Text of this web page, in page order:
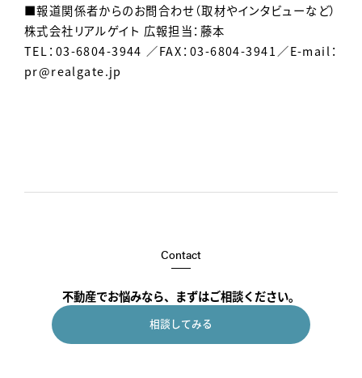
■報道関係者からのお問合わせ（取材やインタビューなど）
株式会社リアルゲイト 広報担当：藤本
TEL：03-6804-3944 ／FAX：03-6804-3941／E-mail：
pr@realgate.jp
Contact
不動産でお悩みなら、まずはご相談ください。
相談してみる